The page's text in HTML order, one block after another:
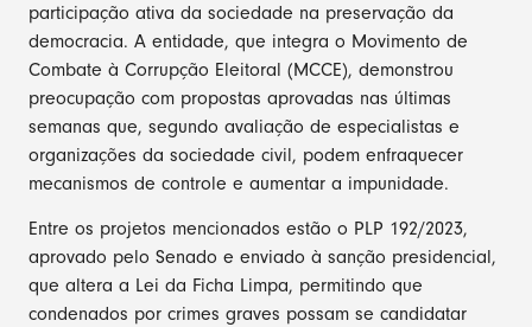
participação ativa da sociedade na preservação da
democracia. A entidade, que integra o Movimento de
Combate à Corrupção Eleitoral (MCCE), demonstrou
preocupação com propostas aprovadas nas últimas
semanas que, segundo avaliação de especialistas e
organizações da sociedade civil, podem enfraquecer
mecanismos de controle e aumentar a impunidade.
Entre os projetos mencionados estão o PLP 192/2023,
aprovado pelo Senado e enviado à sanção presidencial,
que altera a Lei da Ficha Limpa, permitindo que
condenados por crimes graves possam se candidatar